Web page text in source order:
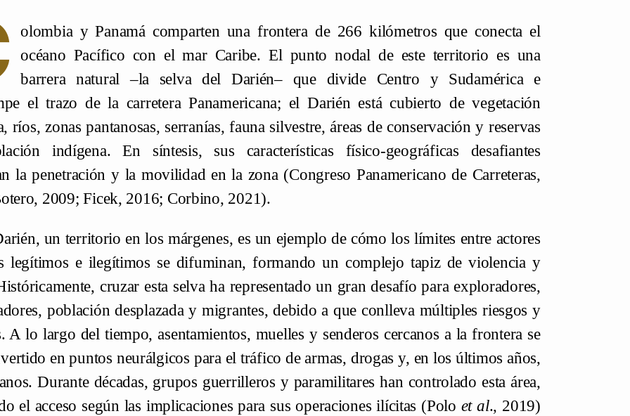
olombia y Panamá comparten una frontera de 266 kilómetros que conecta el
océano Pacífico con el mar Caribe. El punto nodal de este territorio es una
barrera natural –la selva del Darién– que divide Centro y Sudamérica e
el trazo de la carretera Panamericana; el Darién está cubierto de vegetación
ríos, zonas pantanosas, serranías, fauna silvestre, áreas de conservación y reservas
indígena. En síntesis, sus características físico-geográficas desafiantes
la penetración y la movilidad en la zona (Congreso Panamericano de Carreteras,
2009; Ficek, 2016; Corbino, 2021).
un territorio en los márgenes, es un ejemplo de cómo los límites entre actores
legítimos e ilegítimos se difuminan, formando un complejo tapiz de violencia y
cruzar esta selva ha representado un gran desafío para exploradores,
población desplazada y migrantes, debido a que conlleva múltiples riesgos y
A lo largo del tiempo, asentamientos, muelles y senderos cercanos a la frontera se
en puntos neurálgicos para el tráfico de armas, drogas y, en los últimos años,
Durante décadas, grupos guerrilleros y paramilitares han controlado esta área,
el acceso según las implicaciones para sus operaciones ilícitas (Polo et al., 2019)